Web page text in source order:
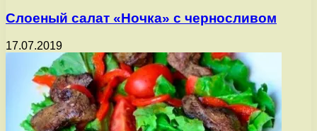
Слоеный салат «Ночка» с черносливом
17.07.2019